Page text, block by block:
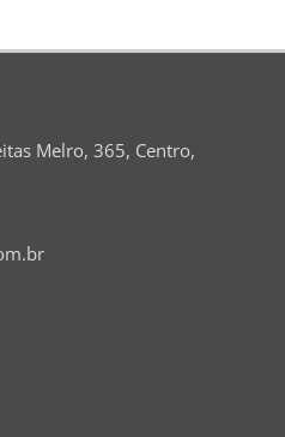
Melro, 365, Centro,